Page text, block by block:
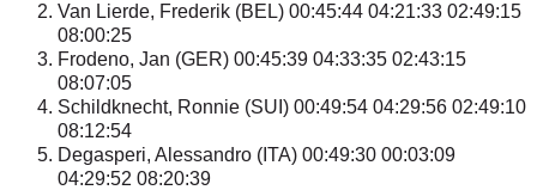
Van Lierde, Frederik (BEL) 00:45:44 04:21:33 02:49:15
08:00:25
Frodeno, Jan (GER) 00:45:39 04:33:35 02:43:15
08:07:05
Schildknecht, Ronnie (SUI) 00:49:54 04:29:56 02:49:10
08:12:54
Degasperi, Alessandro (ITA) 00:49:30 00:03:09
04:29:52 08:20:39